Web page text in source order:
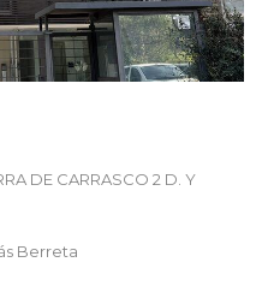
DE CARRASCO 2 D. Y
Berreta